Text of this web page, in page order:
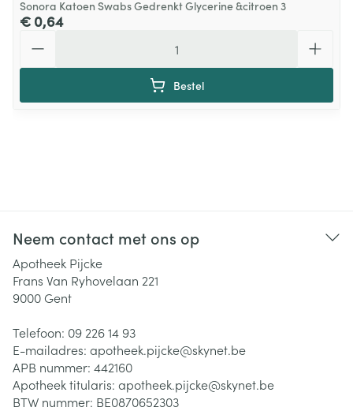
Sonora Katoen Swabs Gedrenkt Glycerine &citroen 3
€ 0,64
Bestel
Neem contact met ons op
Apotheek Pijcke
Frans Van Ryhovelaan 221
9000 Gent
Telefoon: 09 226 14 93
E-mailadres: apotheek.pijcke@skynet.be
APB nummer: 442160
Apotheek titularis: apotheek.pijcke@skynet.be
BTW nummer: BE0870652303